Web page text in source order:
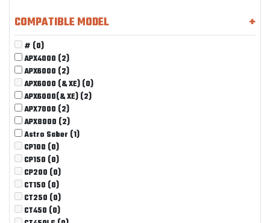
COMPATIBLE MODEL +
# (0)
APX4000 (2)
APX6000 (2)
APX6000 (& XE) (0)
APX6000(& XE) (2)
APX7000 (2)
APX8000 (2)
Astro Saber (1)
CP100 (0)
CP150 (0)
CP200 (0)
CT150 (0)
CT250 (0)
CT450 (0)